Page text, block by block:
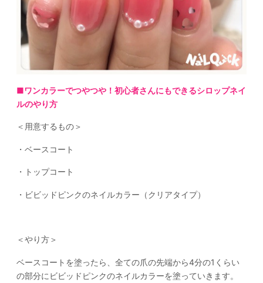
■ワンカラーでつやつや！初心者さんにもできるシロップネイ
ルのやり方
＜用意するもの＞
・ベースコート
・トップコート
・ビビッドピンクのネイルカラー（クリアタイプ）
＜やり方＞
ベースコートを塗ったら、全ての爪の先端から4分の1くらい
の部分にビビッドピンクのネイルカラーを塗っていきます。